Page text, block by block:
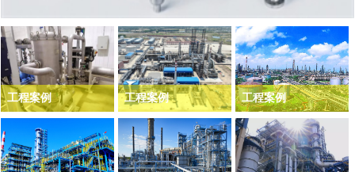
工程案例
刮刀过滤器是一种优良
的在线清理过滤器，适
合大颗粒物料的在线过
工程案例
烛式过滤器在石油行业
中树脂吸附过滤具有良
好的效果
工程案例
防腐过滤器适用于强酸
强碱等生产环境中，应
用广，价格优惠